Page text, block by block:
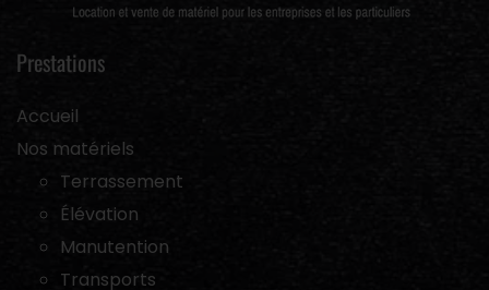
Prestations
Accueil
Nos matériels
Terrassement
Élévation
Manutention
Transports